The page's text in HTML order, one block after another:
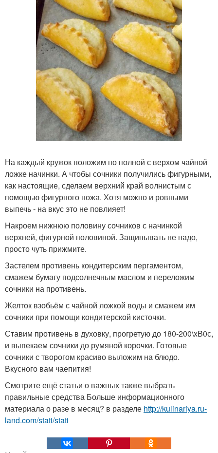
На каждый кружок положим по полной с верхом чайной
ложке начинки. А чтобы сочники получились фигурными,
как настоящие, сделаем верхний край волнистым с
помощью фигурного ножа. Хотя можно и ровными
выпечь - на вкус это не повлияет!
Накроем нижнюю половину сочников с начинкой
верхней, фигурной половиной. Защипывать не надо,
просто чуть прижмите.
Застелем противень кондитерским пергаментом,
смажем бумагу подсолнечным маслом и переложим
сочники на противень.
Желток взобьём с чайной ложкой воды и смажем им
сочники при помощи кондитерской кисточки.
Ставим противень в духовку, прогретую до 180-200\xB0с,
и выпекаем сочники до румяной корочки. Готовые
сочники с творогом красиво выложим на блюдо.
Вкусного вам чаепития!
Смотрите ещё статьи о важных также выбрать
правильные средства Больше информационного
материала о разе в месяц? в разделе http://kulinariya.ru-
land.com/stati/stati